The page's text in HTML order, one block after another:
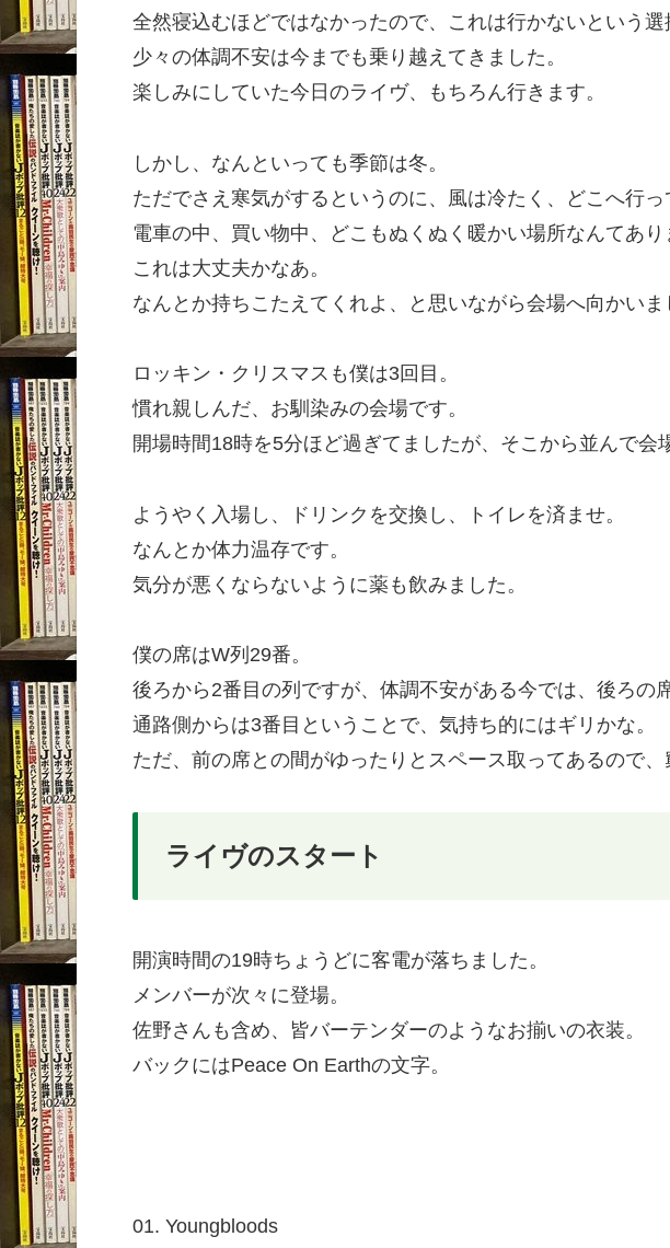
全然寝込むほどではなかったので、これは行かないという選
少々の体調不安は今までも乗り越えてきました。
楽しみにしていた今日のライヴ、もちろん行きます。
しかし、なんといっても季節は冬。
ただでさえ寒気がするというのに、風は冷たく、どこへ行っ
電車の中、買い物中、どこもぬくぬく暖かい場所なんてあり
これは大丈夫かなあ。
なんとか持ちこたえてくれよ、と思いながら会場へ向かいま
ロッキン・クリスマスも僕は3回目。
慣れ親しんだ、お馴染みの会場です。
開場時間18時を5分ほど過ぎてましたが、そこから並んで会
ようやく入場し、ドリンクを交換し、トイレを済ませ。
なんとか体力温存です。
気分が悪くならないように薬も飲みました。
僕の席はW列29番。
後ろから2番目の列ですが、体調不安がある今では、後ろの
通路側からは3番目ということで、気持ち的にはギリかな。
ただ、前の席との間がゆったりとスペース取ってあるので、
ライヴのスタート
開演時間の19時ちょうどに客電が落ちました。
メンバーが次々に登場。
佐野さんも含め、皆バーテンダーのようなお揃いの衣装。
バックにはPeace On Earthの文字。
01. Youngbloods